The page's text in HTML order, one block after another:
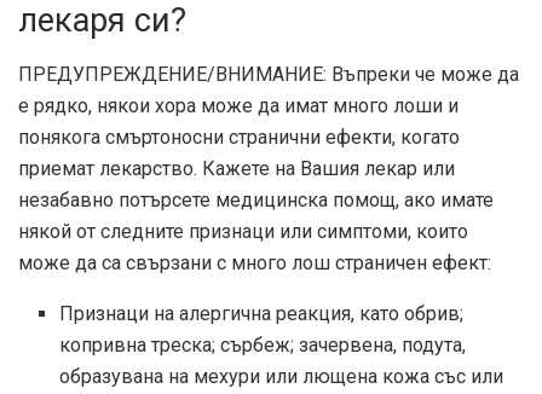
лекаря си?
ПРЕДУПРЕЖДЕНИЕ/ВНИМАНИЕ: Въпреки че може да
е рядко, някои хора може да имат много лоши и
понякога смъртоносни странични ефекти, когато
приемат лекарство. Кажете на Вашия лекар или
незабавно потърсете медицинска помощ, ако имате
някой от следните признаци или симптоми, които
може да са свързани с много лош страничен ефект:
Признаци на алергична реакция, като обрив;
копривна треска; сърбеж; зачервена, подута,
образувана на мехури или лющена кожа със или